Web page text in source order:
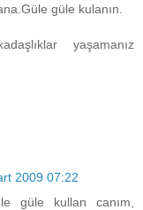
güle kulanın.
yaşamanız
2009 07:22
güle kullan canım,